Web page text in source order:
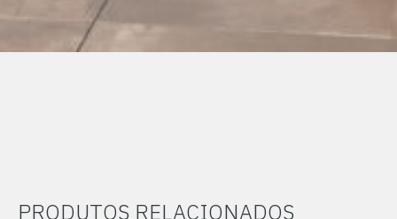
PRODUTOS RELACIONADOS